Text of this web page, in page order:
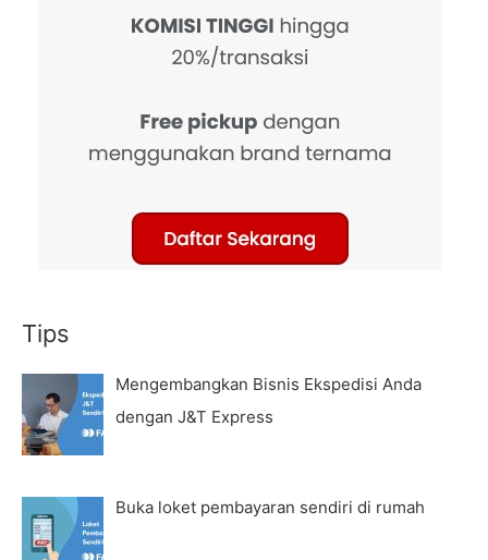
Tips
Mengembangkan Bisnis Ekspedisi Anda
dengan J&T Express
Buka loket pembayaran sendiri di rumah